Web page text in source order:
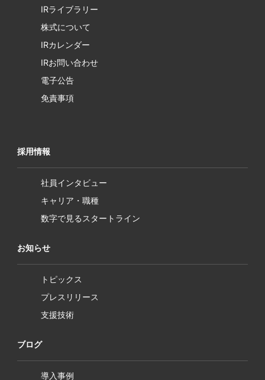
IRライブラリー
株式について
IRカレンダー
IRお問い合わせ
電子公告
免責事項
採用情報
社員インタビュー
キャリア・職種
数字で見るスタートライン
お知らせ
トピックス
プレスリリース
支援技術
ブログ
導入事例